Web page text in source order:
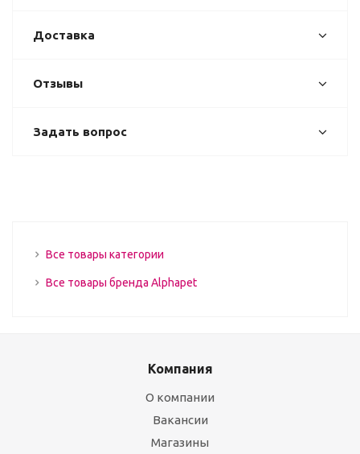
Доставка
Отзывы
Задать вопрос
Все товары категории
Все товары бренда Alphapet
Компания
О компании
Вакансии
Магазины